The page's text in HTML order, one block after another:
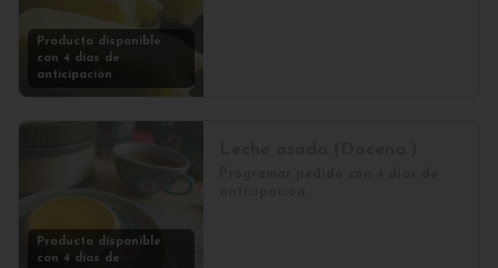
Producto disponible
con 4 días de
anticipación
Producto disponible
con 4 días de